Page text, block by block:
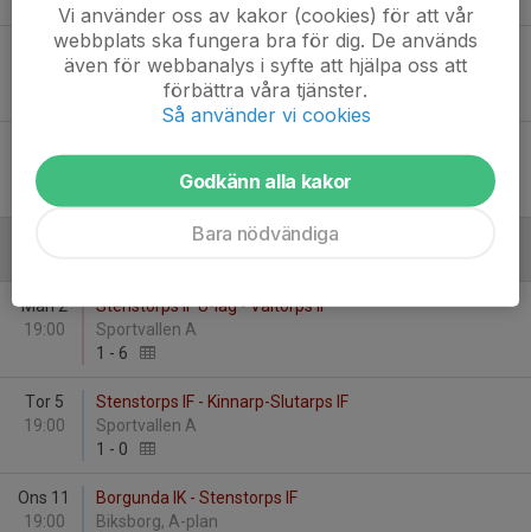
Sön 25
17:00
Stenstorps IF U-lag - Vretens BK
Sportvallen A
19:00
Mån 2
19:00
Stenstorps IF U-lag - Valtorps IF
Sportvallen A
1 - 6
Tor 5
19:00
Stenstorps IF - Kinnarp-Slutarps IF
Sportvallen A
1 - 0
Ons 11
19:00
Borgunda IK - Stenstorps IF
Biksborg, A-plan
Vi använder oss av kakor (cookies) för att vår
webbplats ska fungera bra för dig. De används
även för webbanalys i syfte att hjälpa oss att
förbättra våra tjänster.
Så använder vi cookies
Godkänn alla kakor
Bara nödvändiga